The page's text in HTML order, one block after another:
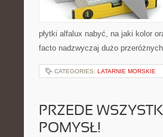
płytki alfalux nabyć, na jaki kolor
facto nadzwyczaj dużo
CATEGORIES: LATARNIE MORSKIE
PRZEDE
POMYSŁ!